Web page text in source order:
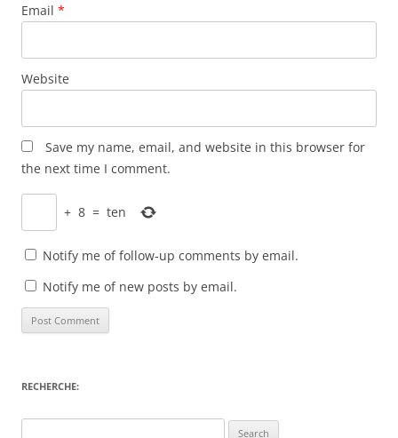
Email *
Website
Save my name, email, and website in this browser for
the next time I comment.
+ 8 = ten
Notify me of follow-up comments by email.
Notify me of new posts by email.
RECHERCHE: